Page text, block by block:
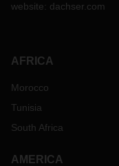
website: dachser.com
AFRICA
Morocco
Tunisia
South Africa
AMERICA